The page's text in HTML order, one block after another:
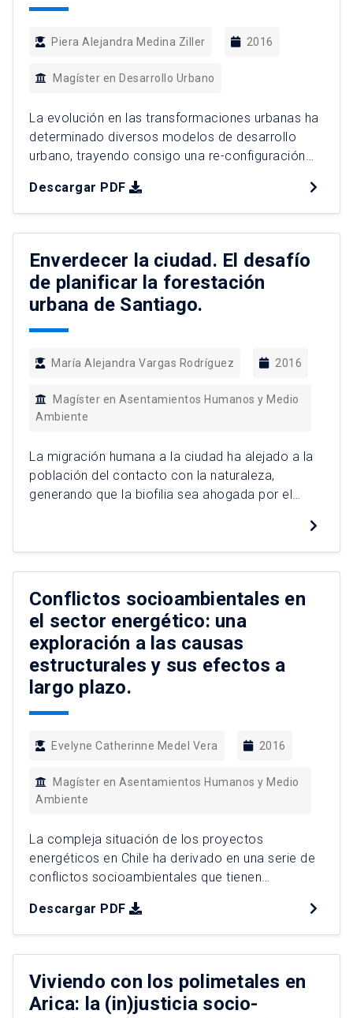
Piera Alejandra Medina Ziller 2016
Magíster en Desarrollo Urbano
La evolución en las transformaciones urbanas ha
determinado diversos modelos de desarrollo
urbano, trayendo consigo una re-configuración
socio-territoriales en los barrios, generando un
impacto directo en la limitación de la
accesibilidad, experiencia y pérdida generalizada
de la autonomía infantil en las ciudades. El rol que
juega la estructura morfológica […]
Descargar PDF
Enverdecer la ciudad. El desafío
de planificar la forestación
urbana de Santiago.
María Alejandra Vargas Rodríguez 2016
Magíster en Asentamientos Humanos y Medio
Ambiente
La migración humana a la ciudad ha alejado a la
población del contacto con la naturaleza,
generando que la biofilia sea ahogada por el
inequitativa de éstas en el espacio. Por lo
anterior, el Estado, ha aumentado
exponencialmente la construcción de […]
Conflictos socioambientales en
el sector energético: una
exploración a las causas
estructurales y sus efectos a
largo plazo.
Evelyne Catherinne Medel Vera 2016
Magíster en Asentamientos Humanos y Medio
Ambiente
La compleja situación de los proyectos
energéticos en Chile ha derivado en una serie de
conflictos socioambientales que tienen
mercado eléctrico, situación que tensiona cada
vez con más fuerza al Estado para dar respuesta,
tanto a unos como a otros. Es allí que se centra
su foco de […]
Descargar PDF
Viviendo con los polimetales en
Arica: la (in)justicia socio-